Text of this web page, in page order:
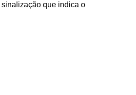
que indica o